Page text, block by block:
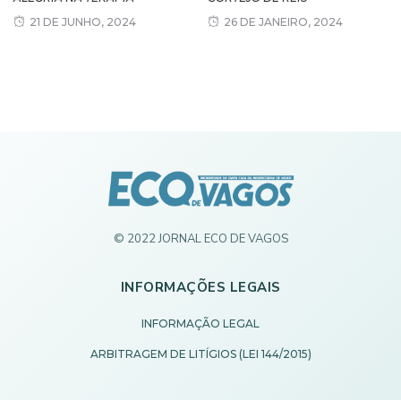
21 DE JUNHO, 2024
26 DE JANEIRO, 2024
© 2022 JORNAL ECO DE VAGOS
INFORMAÇÕES LEGAIS
INFORMAÇÃO LEGAL
ARBITRAGEM DE LITÍGIOS (LEI 144/2015)